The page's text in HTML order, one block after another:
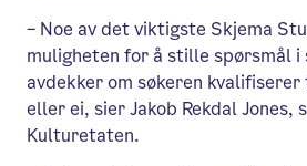
– Noe av det viktigste Skjema
muligheten for å stille spørsmål i
avdekker om søkeren
eller ei, sier Jakob Rekdal Jones,
Kulturetaten.